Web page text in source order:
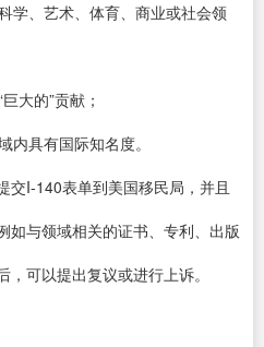
学、艺术、体育、商业或社会领
大的”贡献；
内具有国际知名度。
交I-140表单到美国移民局，并且
如与领域相关的证书、专利、出版
可以提出复议或进行上诉。